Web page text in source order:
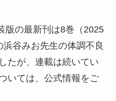
版の最新刊は8巻（2025
谷みお先生の体調不良
たが、連載は続いてい
いては、公式情報をご